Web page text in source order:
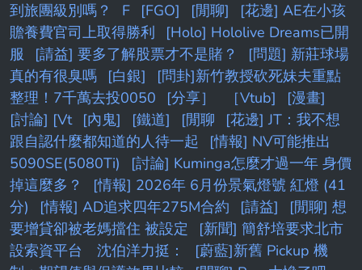
到旅團級別嗎？
F [FGO] [閒聊]
[花邊] AE在小孩
贍養費官司上取得勝利
[Holo] Hololive Dreams已開
服
[請益] 要多了解股票才不是賭？
[問題] 新莊球場
真的有很臭嗎
[白銀]
[問卦]新竹教授砍死妹夫重點
整理！7千萬去投0050
[分享］ ［Vtub]
[漫畫]
[討論] [Vt
[內鬼] [鐵道] [閒聊
[花邊] JT：我不想
跟自認什麼都知道的人待一起
[情報] NV可能推出
5090SE(5080Ti)
[討論] Kuminga怎麼才過一年 身價
掉這麼多？
[情報] 2026年 6月份景氣燈號 紅燈 (41
分)
[情報] AD追求四年275M合約 [請益]
[閒聊] 想
要增貸卻被老媽擋住 被設定
[新聞] 簡舒培要求北市
設索資平台 沈伯洋力挺：
[蔚藍]新舊 Pickup 機